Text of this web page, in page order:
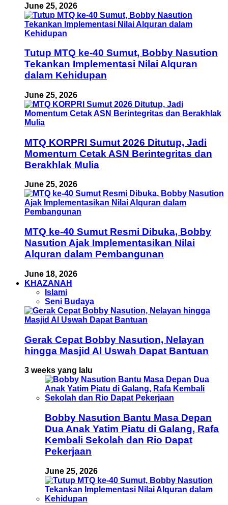
June 25, 2026
Tutup MTQ ke-40 Sumut, Bobby Nasution
Tekankan Implementasi Nilai Alquran
dalam Kehidupan
June 25, 2026
MTQ KORPRI Sumut 2026 Ditutup, Jadi
Momentum Cetak ASN Berintegritas dan
Berakhlak Mulia
June 25, 2026
MTQ ke-40 Sumut Resmi Dibuka, Bobby
Nasution Ajak Implementasikan Nilai
Alquran dalam Pembangunan
June 18, 2026
KHAZANAH
Islami
Seni Budaya
Gerak Cepat Bobby Nasution, Nelayan
hingga Masjid Al Uswah Dapat Bantuan
3 weeks yang lalu
Bobby Nasution Bantu Masa Depan
Dua Anak Yatim Piatu di Galang, Rafa
Kembali Sekolah dan Rio Dapat
Pekerjaan
June 25, 2026